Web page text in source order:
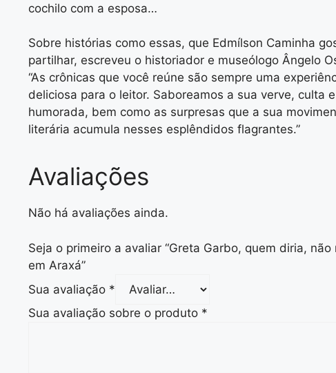
cochilo com a esposa…
Sobre histórias como essas, que Edmílson Caminha
partilhar, escreveu o historiador e museólogo Ângelo
“As crônicas que você reúne são sempre uma
deliciosa para o leitor. Saboreamos a sua verve, culta
humorada, bem como as surpresas que a sua
literária acumula nesses esplêndidos flagrantes.”
Avaliações
Não há avaliações ainda.
Seja o primeiro a avaliar “Greta Garbo, quem diria, não
em Araxá”
Sua avaliação *
Sua avaliação sobre o produto *